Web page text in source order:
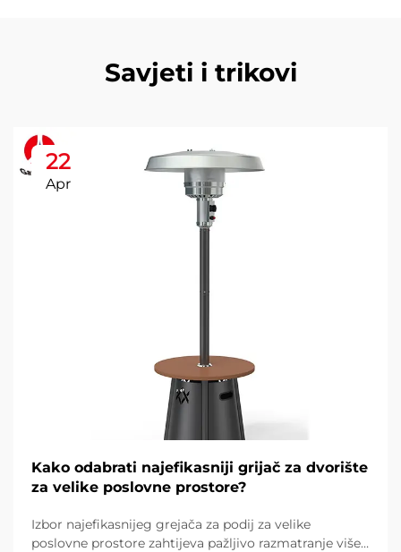
Savjeti i trikovi
22
Apr
Kako odabrati najefikasniji grijač za dvorište
za velike poslovne prostore?
Izbor najefikasnijeg grejača za podij za velike
poslovne prostore zahtijeva pažljivo razmatranje više